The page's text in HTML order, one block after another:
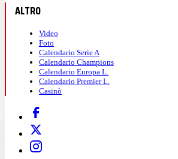
ALTRO
Video
Foto
Calendario Serie A
Calendario Champions
Calendario Europa L.
Calendario Premier L.
Casinò